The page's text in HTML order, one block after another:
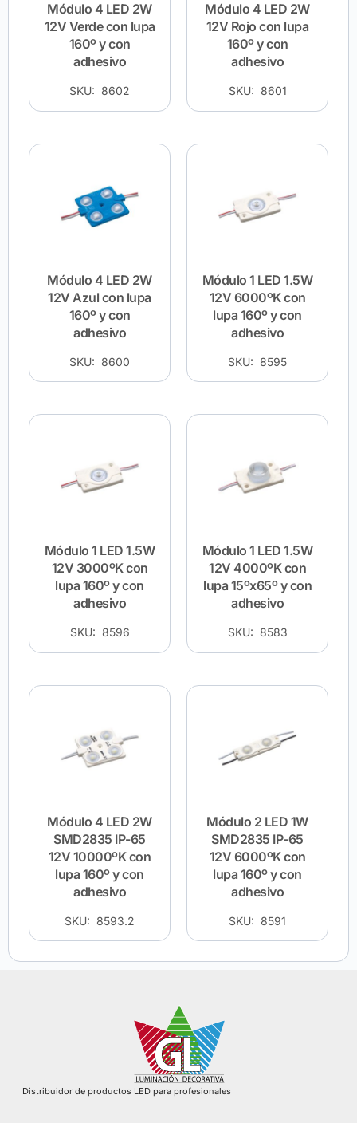
Módulo 4 LED 2W
12V Verde con lupa
160º y con
adhesivo
SKU: 8602
Módulo 4 LED 2W
12V Rojo con lupa
160º y con
adhesivo
SKU: 8601
Módulo 4 LED 2W
12V Azul con lupa
160º y con
adhesivo
SKU: 8600
Módulo 1 LED 1.5W
12V 6000ºK con
lupa 160º y con
adhesivo
SKU: 8595
Módulo 1 LED 1.5W
12V 3000ºK con
lupa 160º y con
adhesivo
SKU: 8596
Módulo 1 LED 1.5W
12V 4000ºK con
lupa 15ºx65º y con
adhesivo
SKU: 8583
Módulo 4 LED 2W
SMD2835 IP-65
12V 10000ºK con
lupa 160º y con
adhesivo
SKU: 8593.2
Módulo 2 LED 1W
SMD2835 IP-65
12V 6000ºK con
lupa 160º y con
adhesivo
SKU: 8591
Distribuidor de productos LED para profesionales